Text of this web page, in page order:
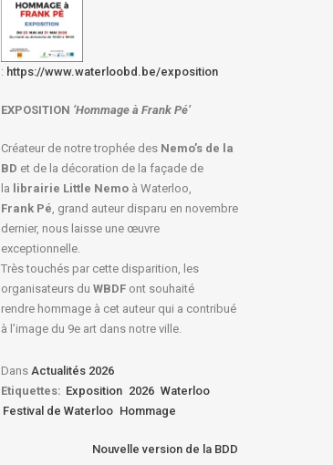
: https://www.waterloobd.be/exposition
EXPOSITION ‘Hommage à Frank Pé’
Créateur de notre trophée des Nemo’s de la
BD et de la décoration de la façade de
la librairie Little Nemoà Waterloo,
Frank Pé, grand auteur disparu en novembre
dernier, nous laisse une œuvre
exceptionnelle.
Très touchés par cette disparition, les
organisateurs du WBDF ont souhaité
rendre hommage à cet auteur qui a contribué
à l’image du 9e art dans notre ville.
Dans Actualités 2026
Etiquettes: Exposition 2026 Waterloo
Festival de Waterloo Hommage
Nouvelle version de la BDD